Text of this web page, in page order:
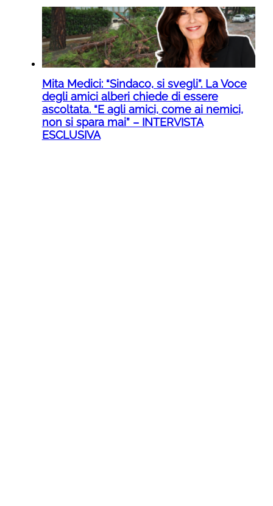
Mita Medici: “Sindaco, si svegli”. La Voce
degli amici alberi chiede di essere
ascoltata. “E agli amici, come ai nemici,
non si spara mai” – INTERVISTA
ESCLUSIVA